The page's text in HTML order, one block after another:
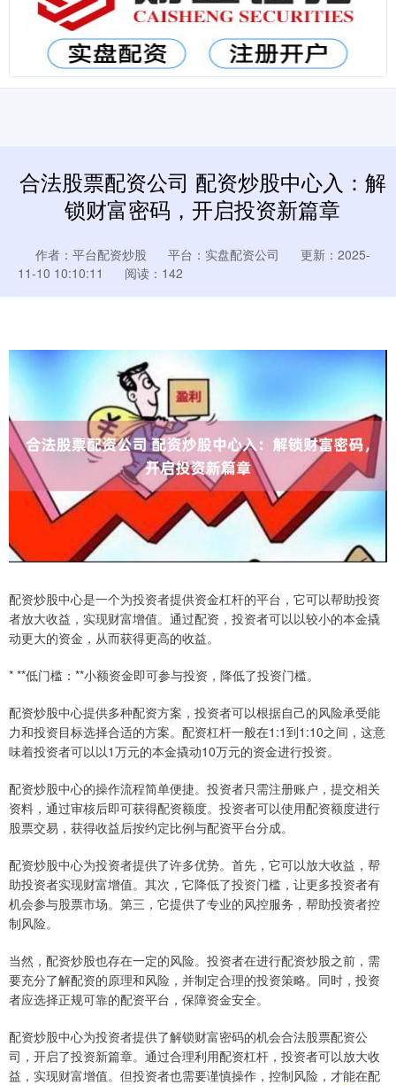
合法股票配资公司 配资炒股中心入：解
锁财富密码，开启投资新篇章
作者：平台配资炒股 平台：实盘配资公司
更新：2025-
11-10 10:10:11
阅读：142
配资炒股中心是一个为投资者提供资金杠杆的平台，它可以帮助投资
者放大收益，实现财富增值。通过配资，投资者可以以较小的本金撬
动更大的资金，从而获得更高的收益。
* **低门槛：**小额资金即可参与投资，降低了投资门槛。
配资炒股中心提供多种配资方案，投资者可以根据自己的风险承受能
力和投资目标选择合适的方案。配资杠杆一般在1:1到1:10之间，这意
味着投资者可以以1万元的本金撬动10万元的资金进行投资。
配资炒股中心的操作流程简单便捷。投资者只需注册账户，提交相关
资料，通过审核后即可获得配资额度。投资者可以使用配资额度进行
股票交易，获得收益后按约定比例与配资平台分成。
配资炒股中心为投资者提供了许多优势。首先，它可以放大收益，帮
助投资者实现财富增值。其次，它降低了投资门槛，让更多投资者有
机会参与股票市场。第三，它提供了专业的风控服务，帮助投资者控
制风险。
当然，配资炒股也存在一定的风险。投资者在进行配资炒股之前，需
要充分了解配资的原理和风险，并制定合理的投资策略。同时，投资
者应选择正规可靠的配资平台，保障资金安全。
配资炒股中心为投资者提供了解锁财富密码的机会合法股票配资公
司，开启了投资新篇章。通过合理利用配资杠杆，投资者可以放大收
益，实现财富增值。但投资者也需要谨慎操作，控制风险，才能在配